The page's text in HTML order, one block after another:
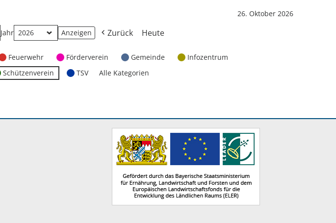
26. Oktober 2026
Jahr Zurück Heute
Feuerwehr Förderverein Gemeinde
Infozentrum
Schützenverein TSV
Alle Kategorien